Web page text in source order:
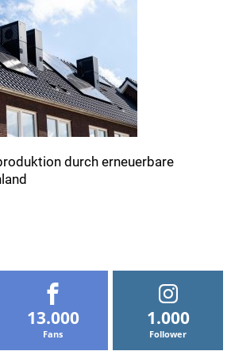
durch erneuerbare
13.000
Fans
1.000
Follower